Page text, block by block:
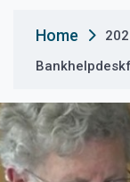
Home